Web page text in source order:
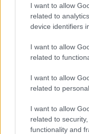
I want to allow
related to
device identifiers
I want to allow
related to
I want to allow
related to
I want to allow
related to
functionality and
προσωπικού
Ακολουθήστε το
Widgets
Ενσωματώστε